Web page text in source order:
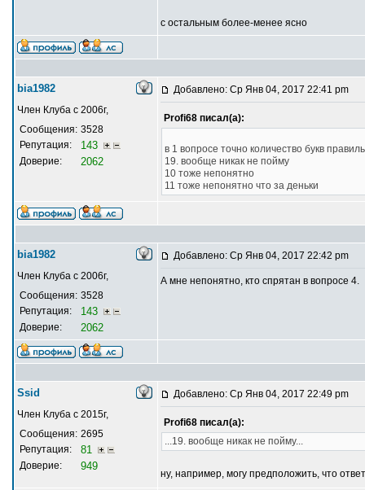
с остальным более-менее ясно
bia1982
Член Клуба с 2006г,
Сообщения: 3528
Репутация:
143
Доверие: 2062
Добавлено: Ср Янв 04, 2017 22:41 pm
Profi68 писал(а):
в 1 вопросе точно количество букв
19. вообще никак не пойму
10 тоже непонятно
11 тоже непонятно что за деньки
bia1982
Член Клуба с 2006г,
Сообщения: 3528
Репутация:
143
Доверие: 2062
Добавлено: Ср Янв 04, 2017 22:42 pm
А мне непонятно, кто спрятан в вопросе 4.
Ssid
Член Клуба с 2015г,
Сообщения: 2695
Репутация:
81
Доверие: 949
Добавлено: Ср Янв 04, 2017 22:49 pm
Profi68 писал(а):
...19. вообще никак не пойму...
ну, например, могу предположить, что